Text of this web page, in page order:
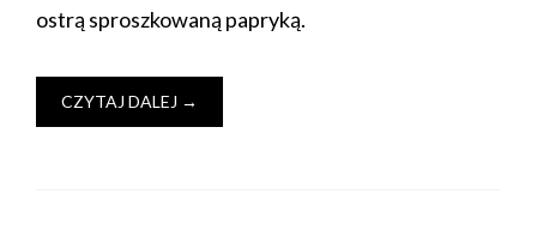
ostrą sproszkowaną papryką.
CZYTAJ DALEJ →